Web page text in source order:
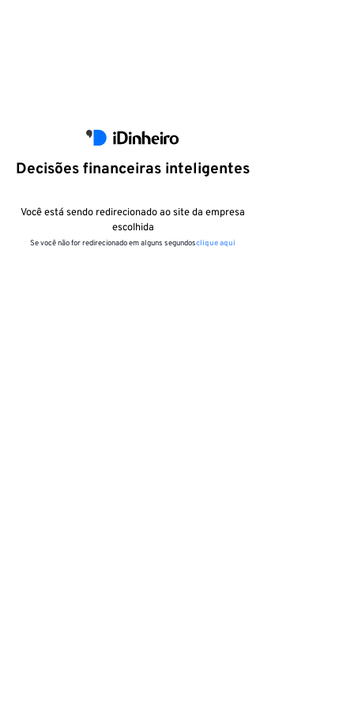
Decisões financeiras inteligentes
Você está sendo redirecionado ao site da empresa
escolhida
Se você não for redirecionado em alguns segundosclique aqui